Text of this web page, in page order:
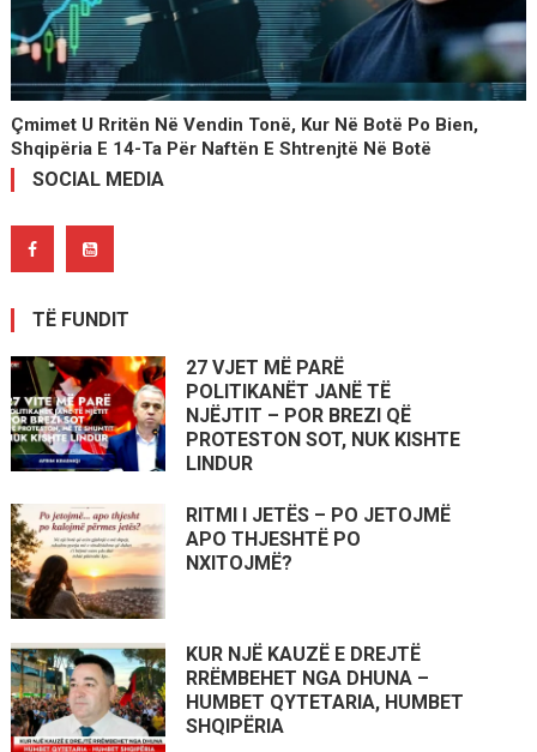
Çmimet U Rritën Në Vendin Tonë, Kur Në Botë Po Bien,
Shqipëria E 14-Ta Për Naftën E Shtrenjtë Në Botë
SOCIAL MEDIA
TË FUNDIT
27 VJET MË PARË
POLITIKANËT JANË TË
NJËJTIT – POR BREZI QË
PROTESTON SOT, NUK KISHTE
LINDUR
RITMI I JETËS – PO JETOJMË
APO THJESHTË PO
NXITOJMË?
KUR NJË KAUZË E DREJTË
RRËMBEHET NGA DHUNA –
HUMBET QYTETARIA, HUMBET
SHQIPËRIA